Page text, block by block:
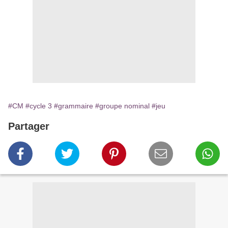
#CM #cycle 3 #grammaire #groupe nominal #jeu
Partager